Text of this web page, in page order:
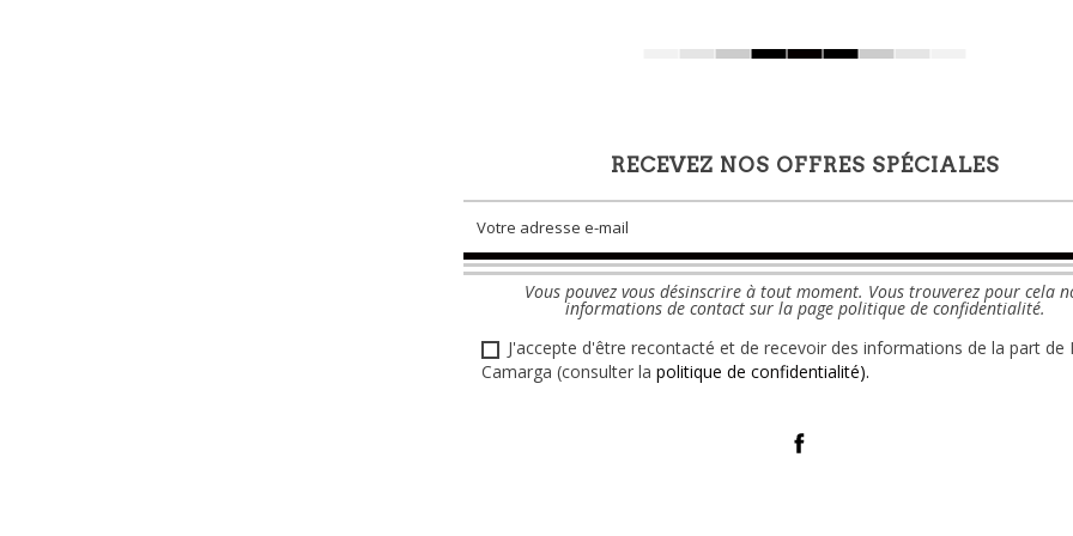
RECEVEZ NOS OFFRES SPÉCIALES
Vous pouvez vous désinscrire à tout moment. Vous trouverez pour cela
informations de contact sur la page politique de confidentialité.
J'accepte d'être recontacté et de recevoir des informations de la part de
Camarga (consulter la politique de confidentialité).